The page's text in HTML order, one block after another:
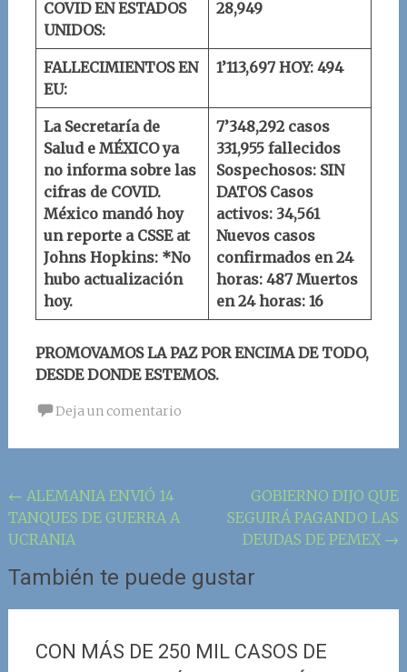
COVID EN ESTADOS
UNIDOS:
28,949
FALLECIMIENTOS EN
EU:
1’113,697 HOY: 494
La Secretaría de
Salud e MÉXICO ya
no informa sobre las
cifras de COVID.
México mandó hoy
un reporte a CSSE at
Johns Hopkins: *No
hubo actualización
hoy.
7’348,292 casos
331,955 fallecidos
Sospechosos: SIN
DATOS Casos
activos: 34,561
Nuevos casos
confirmados en 24
horas: 487 Muertos
en 24 horas: 16
PROMOVAMOS LA PAZ POR ENCIMA DE TODO,
DESDE DONDE ESTEMOS.
Deja un comentario
Navegación
de
entrada
← ALEMANIA ENVIÓ 14
TANQUES DE GUERRA A
UCRANIA
GOBIERNO DIJO QUE
SEGUIRÁ PAGANDO LAS
DEUDAS DE PEMEX →
También te puede gustar
CON MÁS DE 250 MIL CASOS DE